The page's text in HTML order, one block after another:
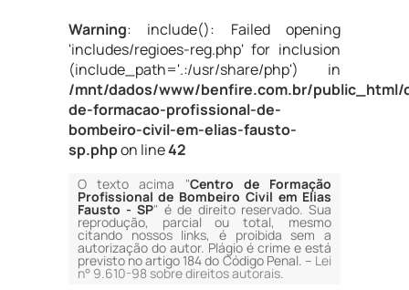
Warning: include(): Failed opening
'includes/regioes-reg.php' for inclusion
(include_path='.:/usr/share/php') in
/mnt/dados/www/benfire.com.br/public_html/
de-formacao-profissional-de-
bombeiro-civil-em-elias-fausto-
sp.phpon line42
O texto acima "Centro de Formação
Profissional de Bombeiro Civil em Elias
Fausto - SP" é de direito reservado. Sua
reprodução, parcial ou total, mesmo
citando nossos links, é proibida sem a
autorização do autor. Plágio é crime e está
previsto no artigo 184 do Código Penal. – Lei
n° 9.610-98 sobre direitos autorais.